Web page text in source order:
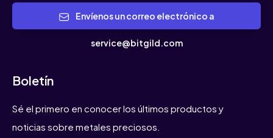
service@bitgild.com
Boletín
Sé el primero en conocer los últimos productos y
noticias sobre metales preciosos.